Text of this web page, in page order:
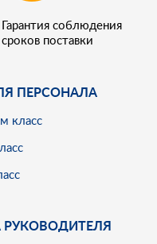
Гарантия соблюдения
сроков поставки
ПЕРСОНАЛА
класс
РУКОВОДИТЕЛЯ